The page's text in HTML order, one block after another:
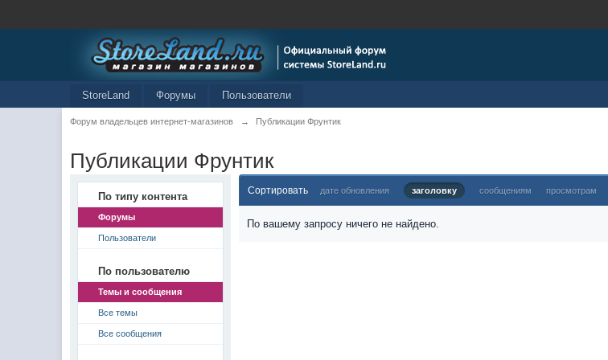
StoreLand Форумы Пользователи
Форум владельцев интернет-магазинов → Публикации Фрунтик
Публикации Фрунтик
По типу контента
Форумы
Пользователи
По пользователю
Темы и сообщения
Все темы
Все сообщения
Сортировать дате обновления заголовку сообщениям просмотрам
По вашему запросу ничего не найдено.